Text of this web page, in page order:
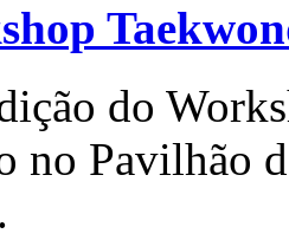
do
no Pavilhão